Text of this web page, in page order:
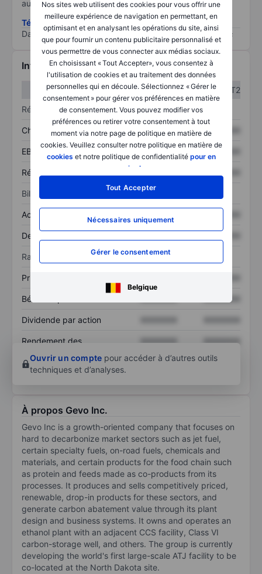
Nos sites web utilisent des cookies pour vous offrir une
meilleure expérience de navigation en permettant, en
optimisant et en analysant les opérations du site, ainsi
que pour fournir un contenu publicitaire personnalisé et
vous permettre de vous connecter aux médias sociaux.
En choisissant « Tout Accepter», vous consentez à
l'utilisation de cookies et au traitement des données
personnelles qui en découle. Sélectionnez « Gérer le
consentement » pour gérer vos préférences en matière
de consentement. Vous pouvez modifier vos
préférences ou retirer votre consentement à tout
moment via notre page de politique en matière de
cookies. Veuillez consulter notre politique en matière de
cookies et notre politique de confidentialité pour en
savoir plus
Tout Accepter
Nécessaires uniquement
Gérer le consentement
Belgique
au risque le plus élevé).
Télécharger la méthodologie ESG (en anglais)
Data provided by
/
Informations financières
T1
T2
Résultats
Chiffre d’affaires XXXXXXX XXXXXXX
EBITDA XXXXXXX
Résultat net
Bilan
Actif total
Dette totale
Ratios
Prix / ventes
Bénéfice par action XXXXXXX
Dividende par action
Rendement des
XXXXXXX
XXXXXXX
Ouvrir un compte pour accéder à d’autres outils
techniques et d’analyses.
À propos Gevo Inc.
Gevo Inc is a growth-oriented company that focuses on
hard to decarbonize market sectors such as jet fuel,
certain specialty fuels, on-road fuels, chemicals and
materials, and certain products for the food chain such
as protein and feeds made as co-products from its
processes. It produces and sells competitively priced,
renewable, drop-in products for these sectors, and
generate carbon abatement value through its plant
design and business systems. It owns and operates an
ethanol plant with an adjacent CCS facility, Class VI
carbon-storage well, and others. The group is currently
developing the world's first large-scale ATJ facility to be
co-located at the North Dakota site.